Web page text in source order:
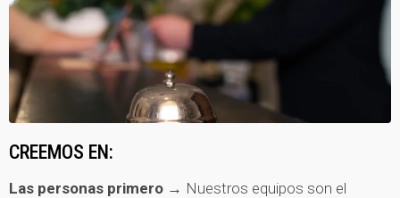
CREEMOS EN:
Las personas primero → Nuestros equipos son el